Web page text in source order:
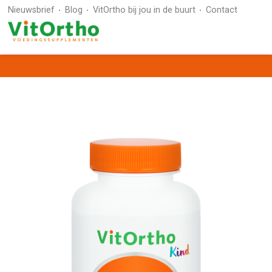
Nieuwsbrief Blog VitOrtho bij jou in de buurt Contact